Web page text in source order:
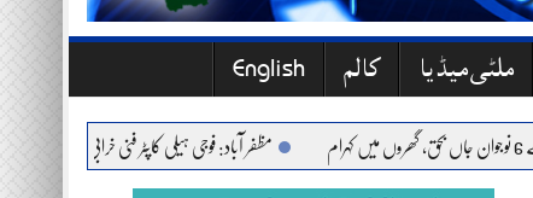
ملٹی میڈیا کالم English
مظفر آباد: فوجی ہیلی کاپٹر فنی خرابی کے باعث حادثے کا